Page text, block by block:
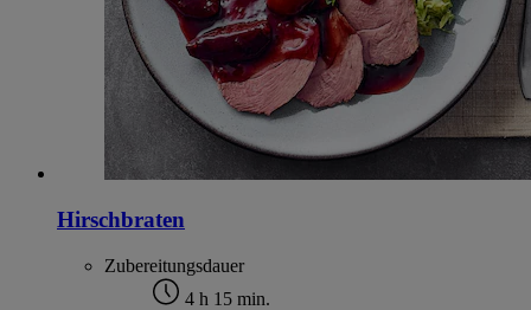
Hirschbraten
Zubereitungsdauer
4 h 15 min.